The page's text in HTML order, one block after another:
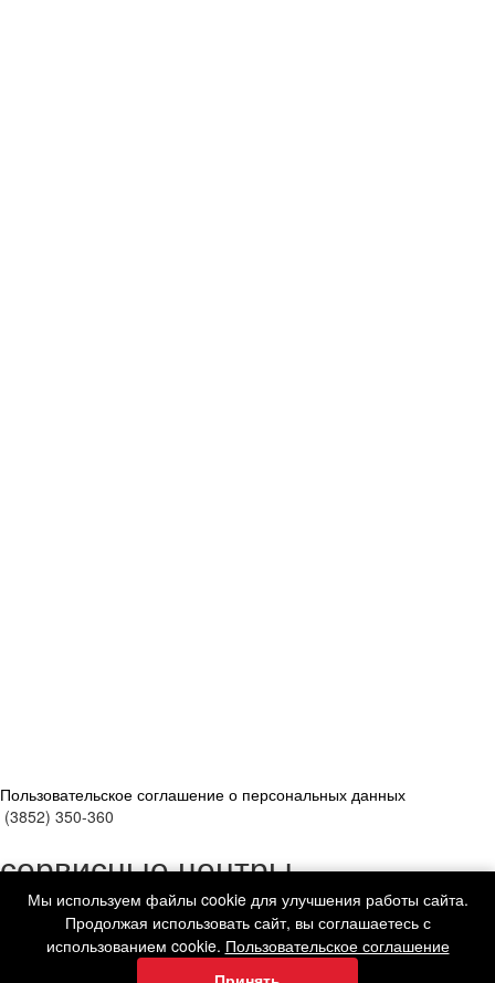
Пользовательское соглашение о персональных данных
(3852) 350-360
сервисные центры
г. Барнаул, ул. Гоголя, 44а
г. Барнаул, ул. Ползунова, 47
г. Барнаул, ул. Власихинская, 127/1
Мы используем файлы cookie для улучшения работы сайта.
Продолжая использовать сайт, вы соглашаетесь с
использованием cookie. Пользовательское соглашение